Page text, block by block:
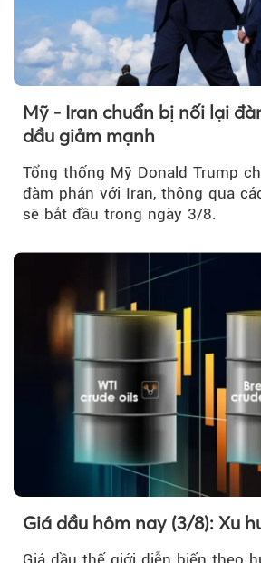
Mỹ - Iran chuẩn bị nối lại
dầu giảm mạnh
Tổng thống Mỹ Donald Trump
đàm phán với Iran, thông qua
sẽ bắt đầu trong ngày 3/8.
Giá dầu hôm nay (3/8): Xu
Giá dầu thế giới diễn biến theo